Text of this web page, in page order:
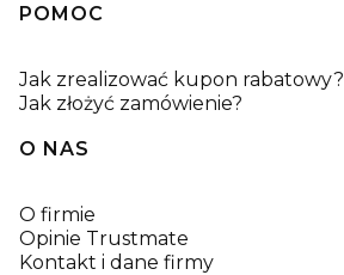
POMOC
Jak zrealizować kupon rabatowy?
Jak złożyć zamówienie?
O NAS
O firmie
Opinie Trustmate
Kontakt i dane firmy